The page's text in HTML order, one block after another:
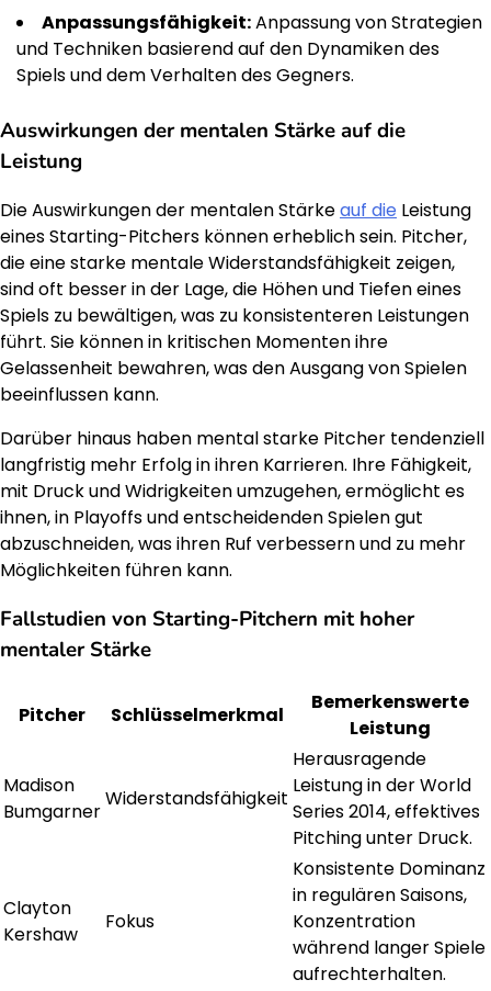
Anpassungsfähigkeit:Anpassung von Strategien
und Techniken basierend auf den Dynamiken des
Spiels und dem Verhalten des Gegners.
Auswirkungen der mentalen Stärke auf die
Leistung
Die Auswirkungen der mentalen Stärkeauf die Leistung
eines Starting-Pitchers können erheblich sein. Pitcher,
die eine starke mentale Widerstandsfähigkeit zeigen,
sind oft besser in der Lage, die Höhen und Tiefen eines
Spiels zu bewältigen, was zu konsistenteren Leistungen
führt. Sie können in kritischen Momenten ihre
Gelassenheit bewahren, was den Ausgang von Spielen
beeinflussen kann.
Darüber hinaus haben mental starke Pitcher tendenziell
langfristig mehr Erfolg in ihren Karrieren. Ihre Fähigkeit,
mit Druck und Widrigkeiten umzugehen, ermöglicht es
ihnen, in Playoffs und entscheidenden Spielen gut
abzuschneiden, was ihren Ruf verbessern und zu mehr
Möglichkeiten führen kann.
Fallstudien von Starting-Pitchern mit hoher
mentaler Stärke
Pitcher Schlüsselmerkmal
Bemerkenswerte
Leistung
Madison
Bumgarner
Widerstandsfähigkeit
Herausragende
Leistung in der World
Series 2014, effektives
Pitching unter Druck.
Clayton
Kershaw
Fokus
Konsistente Dominanz
in regulären Saisons,
Konzentration
während langer Spiele
aufrechterhalten.